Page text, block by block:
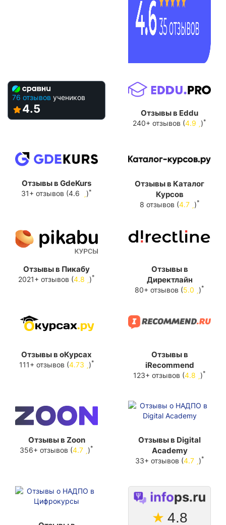
4.5
76 отзывов учеников
Отзывы в Eddu
240+ отзывов (4.9 )*
Отзывы в GdeKurs
31+ отзывов (4.6 )*
Отзывы в Каталог
Курсов
8 отзывов (4.7 )*
Отзывы в Пикабу
2021+ отзывов (4.8 )*
Отзывы в
Директлайн
80+ отзывов (5.0 )*
Отзывы в оКурсах
111+ отзывов (4.73 )*
Отзывы в
iRecommend
123+ отзывов (4.8 )*
Отзывы в Zoon
356+ отзывов (4.7 )*
Отзывы в Digital
Academy
33+ отзывов (4.7 )*
★ 4.8